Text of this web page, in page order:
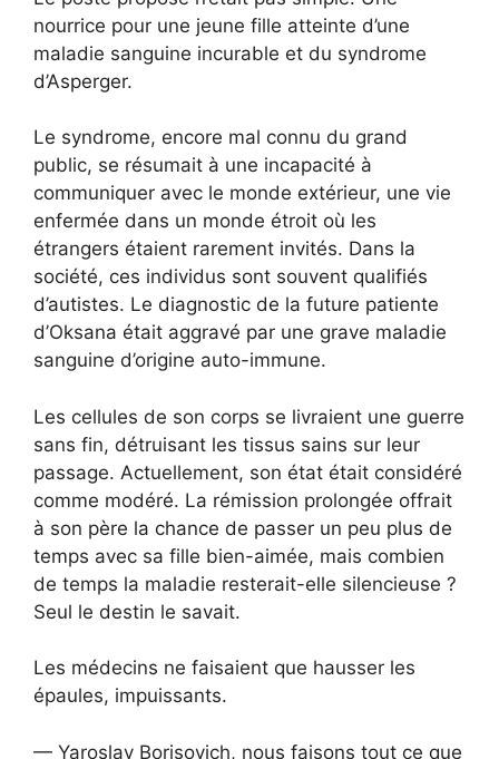
nourrice pour une jeune fille atteinte d’une
maladie sanguine incurable et du syndrome
d’Asperger.
Le syndrome, encore mal connu du grand
public, se résumait à une incapacité à
communiquer avec le monde extérieur, une vie
enfermée dans un monde étroit où les
étrangers étaient rarement invités. Dans la
société, ces individus sont souvent qualifiés
d’autistes. Le diagnostic de la future patiente
d’Oksana était aggravé par une grave maladie
sanguine d’origine auto-immune.
Les cellules de son corps se livraient une guerre
sans fin, détruisant les tissus sains sur leur
passage. Actuellement, son état était considéré
comme modéré. La rémission prolongée offrait
à son père la chance de passer un peu plus de
temps avec sa fille bien-aimée, mais combien
de temps la maladie resterait-elle silencieuse ?
Seul le destin le savait.
Les médecins ne faisaient que hausser les
épaules, impuissants.
— Yaroslav Borisovich, nous faisons tout ce que